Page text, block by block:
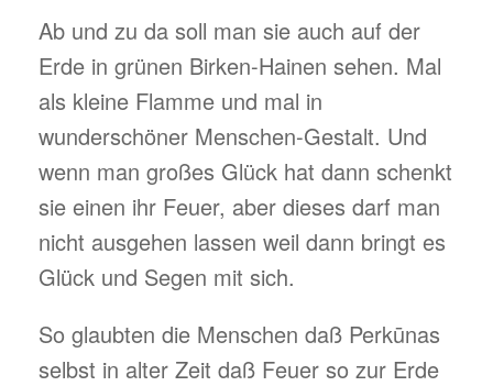
Ab und zu da soll man sie auch auf der
Erde in grünen Birken-Hainen sehen. Mal
als kleine Flamme und mal in
wunderschöner Menschen-Gestalt. Und
wenn man großes Glück hat dann schenkt
sie einen ihr Feuer, aber dieses darf man
nicht ausgehen lassen weil dann bringt es
Glück und Segen mit sich.
So glaubten die Menschen daß Perkūnas
selbst in alter Zeit daß Feuer so zur Erde